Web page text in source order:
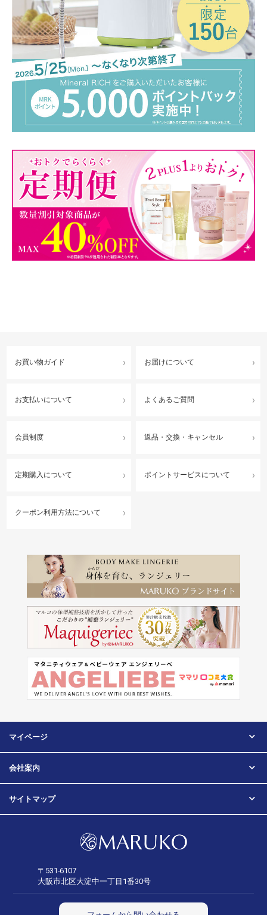
お買い物ガイド お届けについて
お支払いについて よくあるご質問
会員制度 返品・交換・キャンセル
定期購入について ポイントサービスについて
クーポン利用方法について
マイページ
会社案内
サイトマップ
〒531-6107
大阪市北区大淀中一丁目1番30号